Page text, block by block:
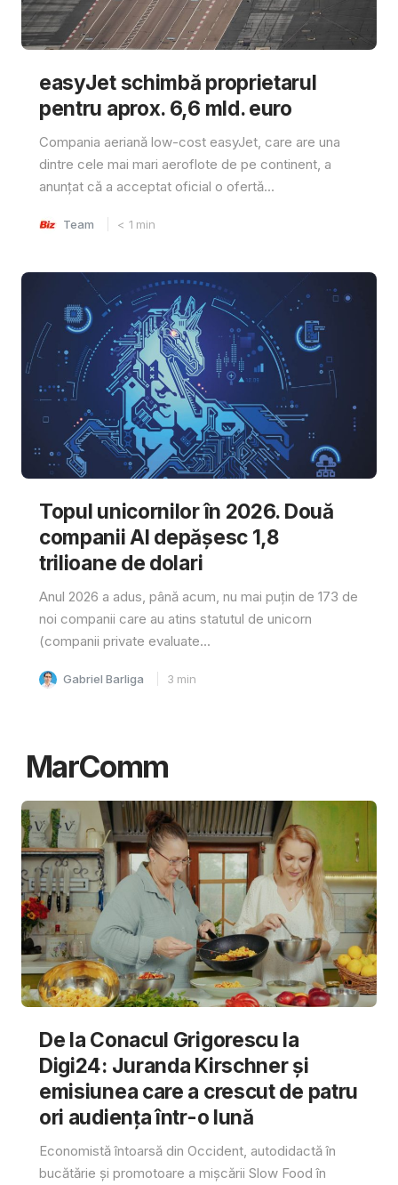
easyJet schimbă proprietarul
pentru aprox. 6,6 mld. euro
Compania aeriană low-cost easyJet, care are una
dintre cele mai mari aeroflote de pe continent, a
anunțat că a acceptat oficial o ofertă...
Team < 1 min
Topul unicornilor în 2026. Două
companii AI depășesc 1,8
trilioane de dolari
Anul 2026 a adus, până acum, nu mai puțin de 173 de
noi companii care au atins statutul de unicorn
(companii private evaluate...
Gabriel Barliga 3 min
MarComm
De la Conacul Grigorescu la
Digi24: Juranda Kirschner și
emisiunea care a crescut de patru
ori audiența într-o lună
Economistă întoarsă din Occident, autodidactă în
bucătărie și promotoare a mișcării Slow Food în